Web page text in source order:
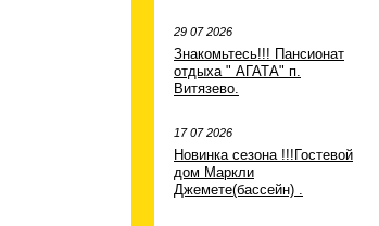
29 07 2026
Знакомьтесь!!! Пансионат
отдыха " АГАТА" п.
Витязево.
17 07 2026
Новинка сезона !!!Гостевой
дом Маркли
Джемете(бассейн) .